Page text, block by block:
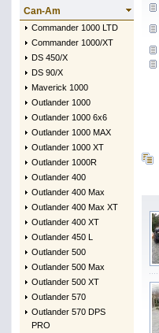
Can-Am
Commander 1000 LTD
Commander 1000/XT
DS 450/X
DS 90/X
Maverick 1000
Outlander 1000
Outlander 1000 6x6
Outlander 1000 MAX
Outlander 1000 XT
Outlander 1000R
Outlander 400
Outlander 400 Max
Outlander 400 Max XT
Outlander 400 XT
Outlander 450 L
Outlander 500
Outlander 500 Max
Outlander 500 XT
Outlander 570
Outlander 570 DPS
PRO